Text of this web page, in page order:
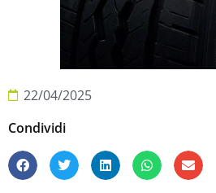
22/04/2025
Condividi